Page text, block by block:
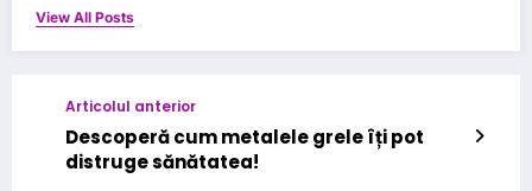
View All Posts
Articolul anterior
Descoperă cum metalele grele îți pot
distruge sănătatea!